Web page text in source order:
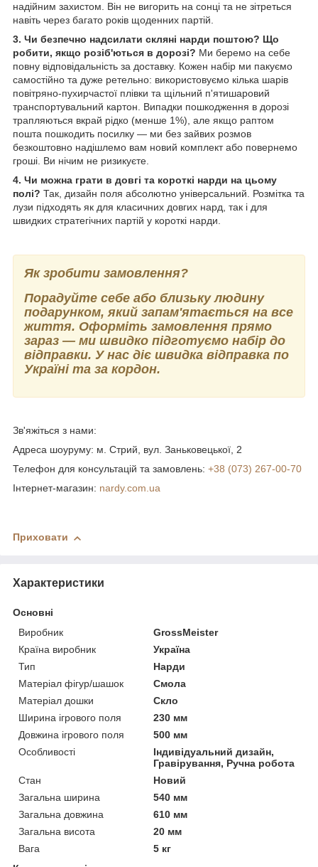
надійним захистом. Він не вигорить на сонці та не зітреться
навіть через багато років щоденних партій.
3. Чи безпечно надсилати скляні нарди поштою? Що
робити, якщо розіб'ються в дорозі? Ми беремо на себе
повну відповідальність за доставку. Кожен набір ми пакуємо
самостійно та дуже ретельно: використовуємо кілька шарів
повітряно-пухирчастої плівки та щільний п'ятишаровий
транспортувальний картон. Випадки пошкодження в дорозі
трапляються вкрай рідко (менше 1%), але якщо раптом
пошта пошкодить посилку — ми без зайвих розмов
безкоштовно надішлемо вам новий комплект або повернемо
гроші. Ви нічим не ризикуєте.
4. Чи можна грати в довгі та короткі нарди на цьому
полі? Так, дизайн поля абсолютно універсальний. Розмітка та
лузи підходять як для класичних довгих нард, так і для
швидких стратегічних партій у короткі нарди.
Як зробити замовлення?
Порадуйте себе або близьку людину
подарунком, який запам'ятається на все
життя. Оформіть замовлення прямо
зараз — ми швидко підготуємо набір до
відправки. У нас діє швидка відправка по
Україні та за кордон.
Зв'яжіться з нами:
Адреса шоуруму: м. Стрий, вул. Заньковецької, 2
Телефон для консультацій та замовлень: +38 (073) 267-00-70
Інтернет-магазин: nardy.com.ua
Приховати
Характеристики
Основні
Виробник
GrossMeister
Країна виробник
Україна
Тип
Нарди
Матеріал фігур/шашок
Смола
Матеріал дошки
Скло
Ширина ігрового поля
230 мм
Довжина ігрового поля
500 мм
Особливості
Індивідуальний дизайн,
Гравірування, Ручна робота
Стан
Новий
Загальна ширина
540 мм
Загальна довжина
610 мм
Загальна висота
20 мм
Вага
5 кг